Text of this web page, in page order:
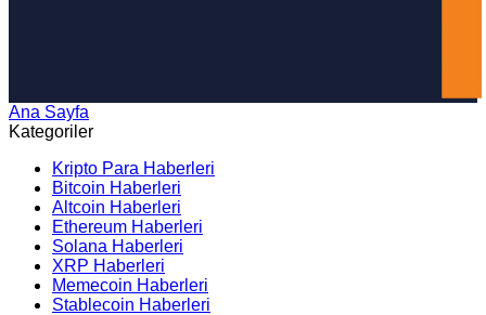
Ana Sayfa
Kategoriler
Kripto Para Haberleri
Bitcoin Haberleri
Altcoin Haberleri
Ethereum Haberleri
Solana Haberleri
XRP Haberleri
Memecoin Haberleri
Stablecoin Haberleri